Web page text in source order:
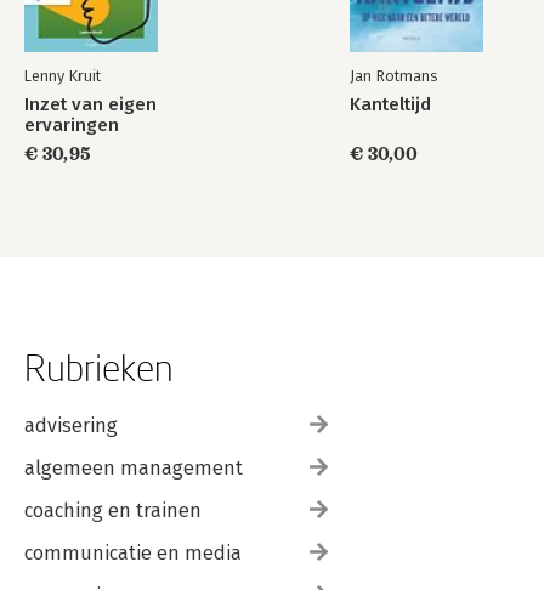
Lenny Kruit
Inzet van eigen
ervaringen
€ 30,95
Jan Rotmans
Kanteltijd
€ 30,00
Rubrieken
advisering
algemeen management
coaching en trainen
communicatie en media